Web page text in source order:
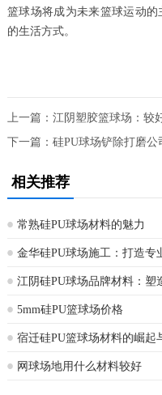
篮球场将成为未来篮球运动
的生活方式。
上一篇： 江阴塑胶篮球场：较
下一篇： 硅PU球场铲除打磨
相关推荐
常熟硅PU球场材料的魅力
金华硅PU球场施工：打造专
江阴硅PU球场品牌材料：塑
5mm硅PU篮球场价格
宿迁硅PU篮球场材料的崛起
网球场地用什么材料较好